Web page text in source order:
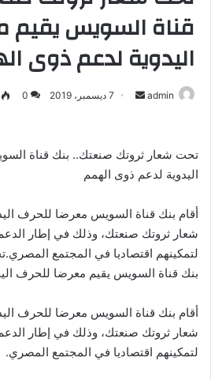
قناة السويس يقيم
اليدوية لدعم ذوى
admin
ل
ل
و
7 ديسمبر، 2019 0
تحت شعار ثروتك صنعتك.. بنك قناة
اليدوية لدعم ذوى الهمم
أقام بنك قناة السويس معرضا للحرف
شعار ثروتك صنعتك، وذلك في إطار الدعم
لتمكينهم اقتصاديا في المجتمع
بنك قناة السويس يقيم معرضا للحرف
أقام بنك قناة السويس معرضا للحرف
شعار ثروتك صنعتك، وذلك في إطار الدعم
لتمكينهم اقتصاديا في المجتمع المصري.